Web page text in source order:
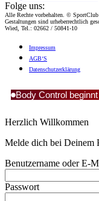
Folge uns:
Alle Rechte vorbehalten. ©
Gestaltungen sind urheberrechtlich
Wied, Tel.: 02662 / 50841-10
Impres­sum
AGB‘S
Daten­schutz­er­klä­rung
Body Control
Herzlich Willkommen
Melde dich bei Deinem
Benutzername oder E-
Passwort